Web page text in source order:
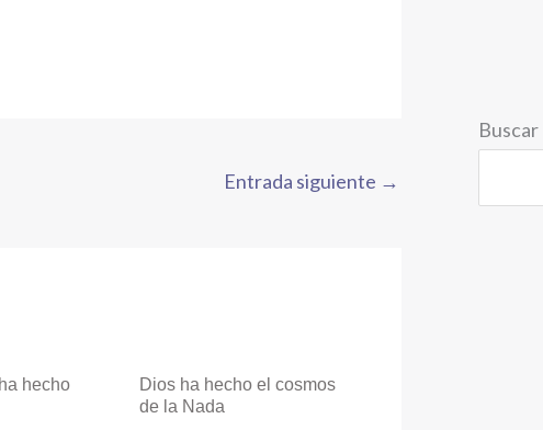
Entrada siguiente →
hecho
Dios ha hecho el cosmos
de la Nada
Buscar